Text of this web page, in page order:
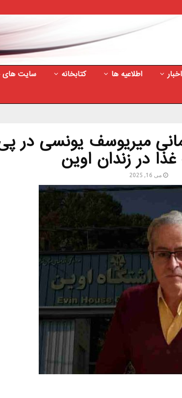
اخبار اطلاعیه ها کتابخانه سایت های
میریوسف یونسی در
در زندان اوین
می 16, 2025